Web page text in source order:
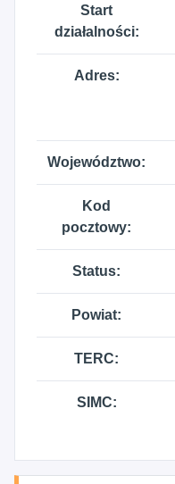
Start
działalności:
Adres:
Województwo:
Kod
pocztowy:
Status:
Powiat:
TERC:
SIMC: